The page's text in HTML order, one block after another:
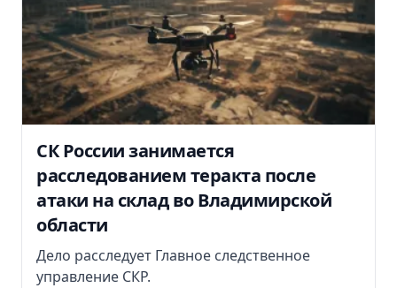
СК России занимается
расследованием теракта после
атаки на склад во Владимирской
области
Дело расследует Главное следственное
управление СКР.